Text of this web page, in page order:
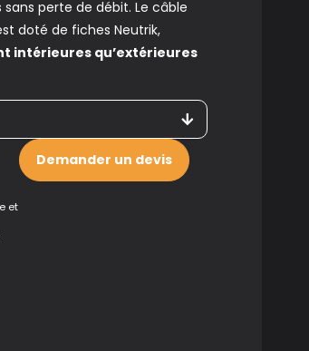
perte de débit. Le câble
doté de fiches Neutrik,
intérieures qu’extérieures
et
Demander un devis